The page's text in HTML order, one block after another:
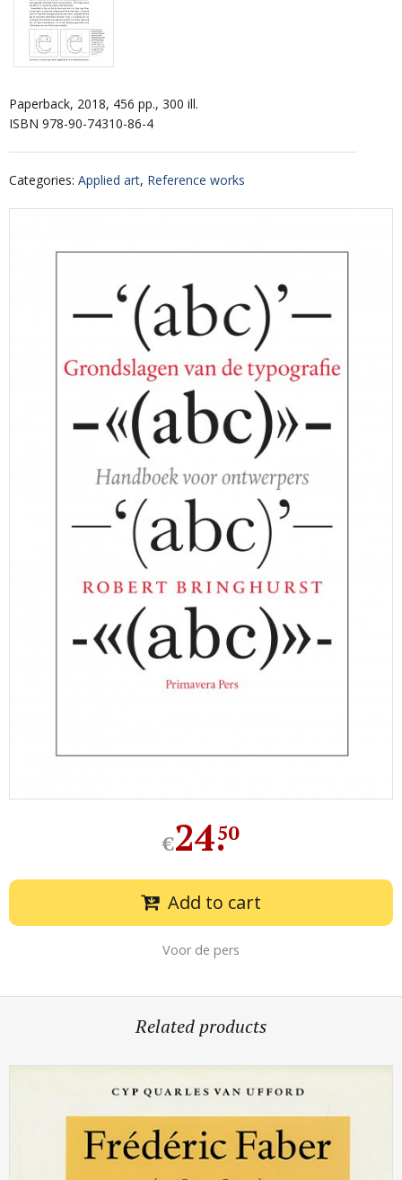
Paperback, 2018, 456 pp., 300 ill.
ISBN 978-90-74310-86-4
Categories: Applied art, Reference works
€24.
50
Add to cart
Voor de pers
Related products